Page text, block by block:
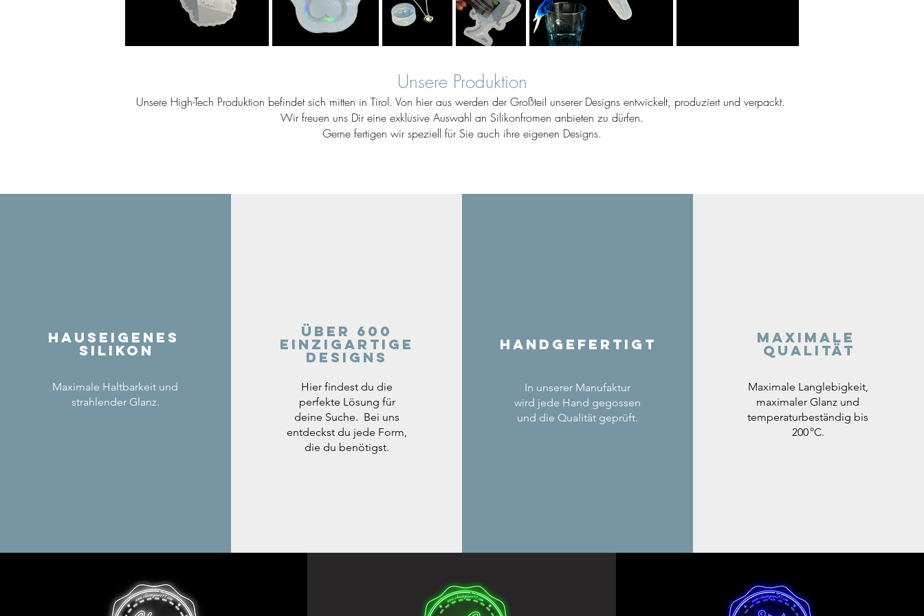
Unsere Produktion
Unsere High-Tech Produktion befindet sich mitten in Tirol. Von hier aus werden der Großteil unserer Designs entwickelt, produziert und verpackt.
Wir freuen uns Dir eine exklusive Auswahl an Silikonfromen anbieten zu dürfen.
Gerne fertigen wir speziell für Sie auch ihre eigenen Designs.
Hauseigenes
Silikon
Maximale Haltbarkeit und
strahlender Glanz.
Über 600
einzigartige
Designs
Hier findest du die
perfekte Lösung für
deine Suche. Bei uns
entdeckst du jede Form,
die du benötigst.
Handgefertigt
In unserer Manufaktur
wird jede Hand gegossen
und die Qualität geprüft.
Maximale
Qualität
Maximale Langlebigkeit,
maximaler Glanz und
temperaturbeständig bis
200 °C.